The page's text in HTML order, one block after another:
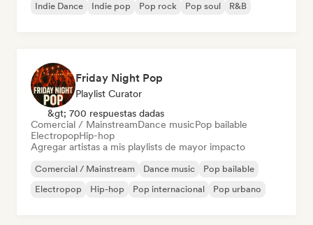
Indie Dance
Indie pop Pop rock Pop soul R&B
Friday Night Pop
Playlist Curator
&gt; 700 respuestas dadas
Comercial / MainstreamDance musicPop bailable
ElectropopHip-hop
Agregar artistas a mis playlists de mayor impacto
Comercial / Mainstream Dance music
Pop bailable
Electropop
Hip-hop Pop internacional Pop urbano